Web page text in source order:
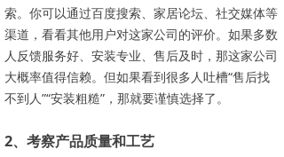
索。你可以通过百度搜索、家居论坛、社交媒体等
渠道，看看其他用户对这家公司的评价。如果多数
人反馈服务好、安装专业、售后及时，那这家公司
大概率值得信赖。但如果看到很多人吐槽“售后找
不到人”“安装粗糙”，那就要谨慎选择了。
2、考察产品质量和工艺